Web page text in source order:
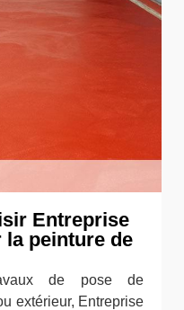
Entreprise
la peinture de
de pose de
extérieur, Entreprise